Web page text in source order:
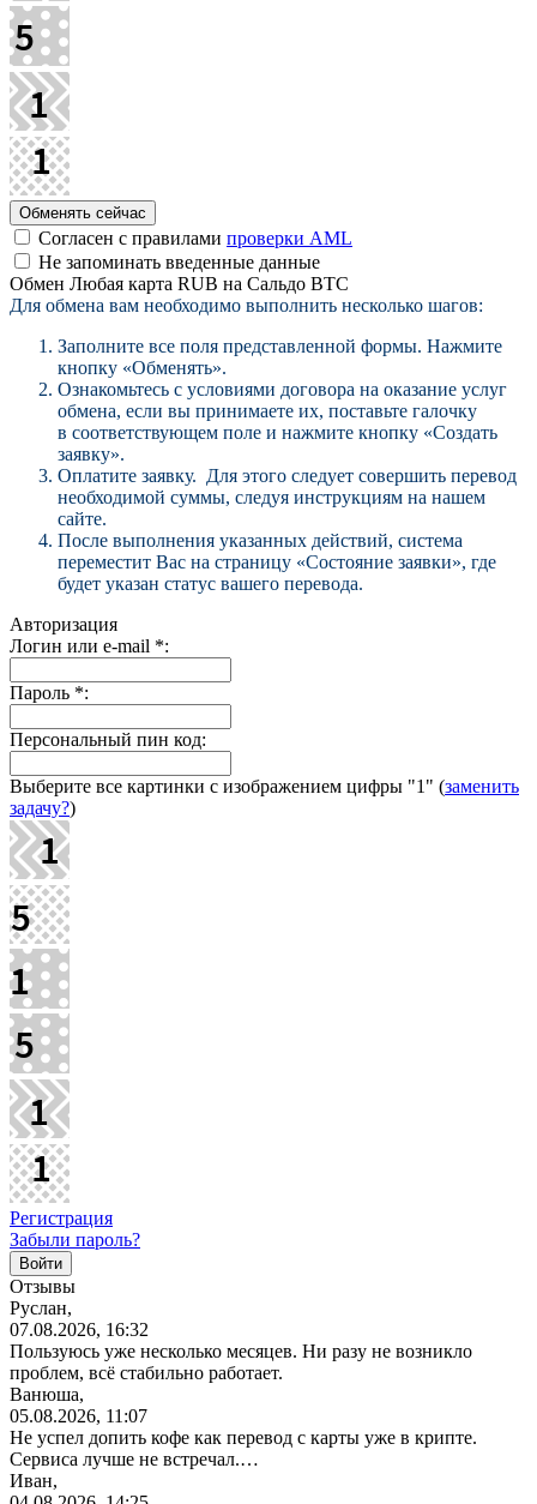
Согласен с правилами проверки AML
Не запоминать введенные данные
Обмен Любая карта RUB на Сальдо BTC
Для обмена вам необходимо выполнить несколько шагов:
Заполните все поля представленной формы. Нажмите
кнопку «Обменять».
Ознакомьтесь с условиями договора на оказание услуг
обмена, если вы принимаете их, поставьте галочку
в соответствующем поле и нажмите кнопку «Создать
заявку».
Оплатите заявку. Для этого следует совершить перевод
необходимой суммы, следуя инструкциям на нашем
сайте.
После выполнения указанных действий, система
переместит Вас на страницу «Состояние заявки», где
будет указан статус вашего перевода.
Авторизация
Логин или e-mail *:
Пароль *:
Персональный пин код:
Выберите все картинки с изображением цифры "1" (заменить
задачу?)
Регистрация
Забыли пароль?
Отзывы
Руслан,
07.08.2026, 16:32
Пользуюсь уже несколько месяцев. Ни разу не возникло
проблем, всё стабильно работает.
Ванюша,
05.08.2026, 11:07
Не успел допить кофе как перевод с карты уже в крипте.
Сервиса лучше не встречал.…
Иван,